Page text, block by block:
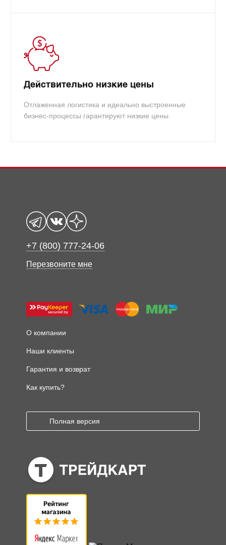
Действительно низкие цены
Отлаженная логистика и идеально выстроенные
бизнес-процессы гарантируют низкие цены.
+7 (800) 777-24-06
Перезвоните мне
О компании
Наши клиенты
Гарантия и возврат
Как купить?
Полная версия